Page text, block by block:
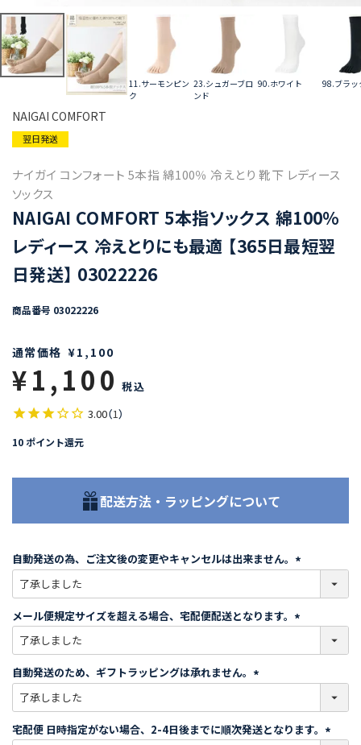
11.サーモンピン
ク
23.シュガーブロ
ンド
90.ホワイト 98.ブラッ
NAIGAI COMFORT
翌日発送
ナイガイ コンフォート 5本指 綿100％ 冷えとり 靴下 レディース
ソックス
NAIGAI COMFORT 5本指ソックス 綿100％
レディース 冷えとりにも最適 【365日最短翌
日発送】 03022226
商品番号 03022226
通常価格 ¥1,100
¥1,100 税込
3.00（1）
10 ポイント還元
配送方法・ラッピングについて
自動発送の為、ご注文後の変更やキャンセルは出来ません。
必
)
メール便規定サイズを超える場合、宅配便配送となります。
必
)
自動発送のため、ギフトラッピングは承れません。
必
須
)
宅配便 日時指定がない場合、2-4日後までに順次発送となります。